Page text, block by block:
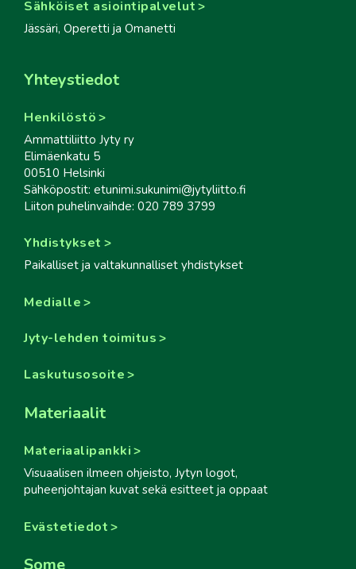
Sähköiset asiointipalvelut
Jässäri, Operetti ja Omanetti
Yhteystiedot
Henkilöstö
Ammattiliitto Jyty ry
Elimäenkatu 5
00510 Helsinki
Sähköpostit: etunimi.sukunimi@jytyliitto.fi
Liiton puhelinvaihde: 020 789 3799
Yhdistykset
Paikalliset ja valtakunnalliset yhdistykset
Medialle
Jyty-lehden toimitus
Laskutusosoite
Materiaalit
Materiaalipankki
Visuaalisen ilmeen ohjeisto, Jytyn logot,
puheenjohtajan kuvat sekä esitteet ja oppaat
Evästetiedot